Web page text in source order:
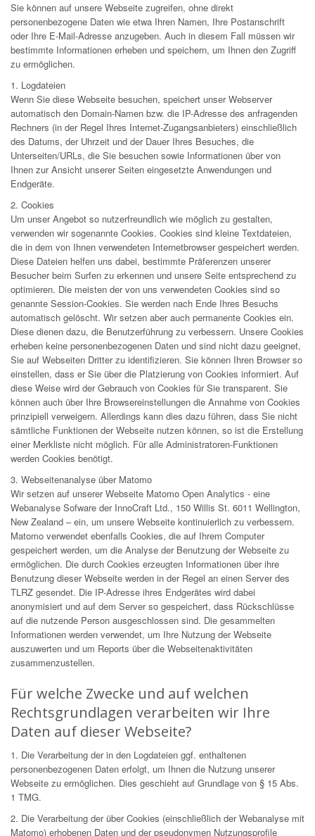
Sie können auf unsere Webseite zugreifen, ohne direkt
personenbezogene Daten wie etwa Ihren Namen, Ihre Postanschrift
oder Ihre E-Mail-Adresse anzugeben. Auch in diesem Fall müssen wir
bestimmte Informationen erheben und speichern, um Ihnen den Zugriff
zu ermöglichen.
1. Logdateien
Wenn Sie diese Webseite besuchen, speichert unser Webserver
automatisch den Domain-Namen bzw. die IP-Adresse des anfragenden
Rechners (in der Regel Ihres Internet-Zugangsanbieters) einschließlich
des Datums, der Uhrzeit und der Dauer Ihres Besuches, die
Unterseiten/URLs, die Sie besuchen sowie Informationen über von
Ihnen zur Ansicht unserer Seiten eingesetzte Anwendungen und
Endgeräte.
2. Cookies
Um unser Angebot so nutzerfreundlich wie möglich zu gestalten,
verwenden wir sogenannte Cookies. Cookies sind kleine Textdateien,
die in dem von Ihnen verwendeten Internetbrowser gespeichert werden.
Diese Dateien helfen uns dabei, bestimmte Präferenzen unserer
Besucher beim Surfen zu erkennen und unsere Seite entsprechend zu
optimieren. Die meisten der von uns verwendeten Cookies sind so
genannte Session-Cookies. Sie werden nach Ende Ihres Besuchs
automatisch gelöscht. Wir setzen aber auch permanente Cookies ein.
Diese dienen dazu, die Benutzerführung zu verbessern. Unsere Cookies
erheben keine personenbezogenen Daten und sind nicht dazu geeignet,
Sie auf Webseiten Dritter zu identifizieren. Sie können Ihren Browser so
einstellen, dass er Sie über die Platzierung von Cookies informiert. Auf
diese Weise wird der Gebrauch von Cookies für Sie transparent. Sie
können auch über Ihre Browsereinstellungen die Annahme von Cookies
prinzipiell verweigern. Allerdings kann dies dazu führen, dass Sie nicht
sämtliche Funktionen der Webseite nutzen können, so ist die Erstellung
einer Merkliste nicht möglich. Für alle Administratoren-Funktionen
werden Cookies benötigt.
3. Webseitenanalyse über Matomo
Wir setzen auf unserer Webseite Matomo Open Analytics - eine
Webanalyse Sofware der InnoCraft Ltd., 150 Willis St. 6011 Wellington,
New Zealand – ein, um unsere Webseite kontinuierlich zu verbessern.
Matomo verwendet ebenfalls Cookies, die auf Ihrem Computer
gespeichert werden, um die Analyse der Benutzung der Webseite zu
ermöglichen. Die durch Cookies erzeugten Informationen über ihre
Benutzung dieser Webseite werden in der Regel an einen Server des
TLRZ gesendet. Die IP-Adresse ihres Endgerätes wird dabei
anonymisiert und auf dem Server so gespeichert, dass Rückschlüsse
auf die nutzende Person ausgeschlossen sind. Die gesammelten
Informationen werden verwendet, um Ihre Nutzung der Webseite
auszuwerten und um Reports über die Webseitenaktivitäten
zusammenzustellen.
Für welche Zwecke und auf welchen
Rechtsgrundlagen verarbeiten wir Ihre
Daten auf dieser Webseite?
1. Die Verarbeitung der in den Logdateien ggf. enthaltenen
personenbezogenen Daten erfolgt, um Ihnen die Nutzung unserer
Webseite zu ermöglichen. Dies geschieht auf Grundlage von § 15 Abs.
1 TMG.
2. Die Verarbeitung der über Cookies (einschließlich der Webanalyse mit
Matomo) erhobenen Daten und der pseudonymen Nutzungsprofile